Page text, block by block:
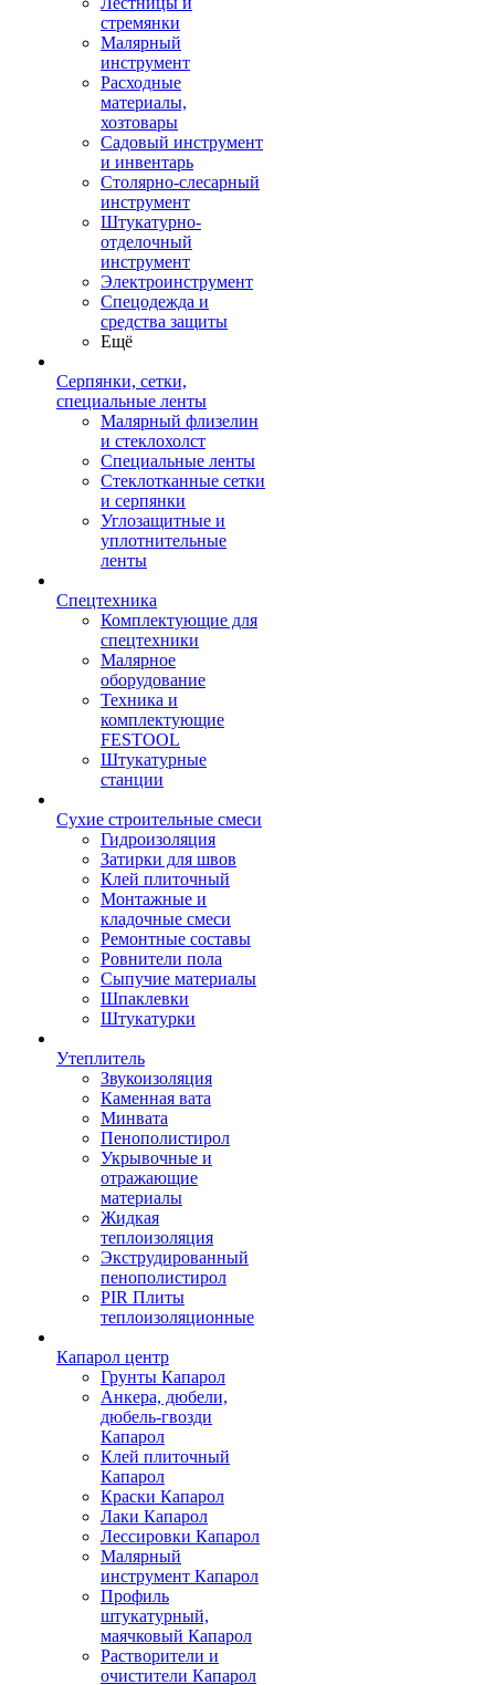
стремянки
Малярный
инструмент
Расходные
материалы,
хозтовары
Садовый инструмент
и инвентарь
Столярно-слесарный
инструмент
Штукатурно-
отделочный
инструмент
Электроинструмент
Спецодежда и
средства защиты
Ещё
Серпянки, сетки,
специальные ленты
Малярный флизелин
и стеклохолст
Специальные ленты
Стеклотканные сетки
и серпянки
Углозащитные и
уплотнительные
ленты
Спецтехника
Комплектующие для
спецтехники
Малярное
оборудование
Техника и
комплектующие
FESTOOL
Штукатурные
станции
Сухие строительные смеси
Гидроизоляция
Затирки для швов
Клей плиточный
Монтажные и
кладочные смеси
Ремонтные составы
Ровнители пола
Сыпучие материалы
Шпаклевки
Штукатурки
Утеплитель
Звукоизоляция
Каменная вата
Минвата
Пенополистирол
Укрывочные и
отражающие
материалы
Жидкая
теплоизоляция
Экструдированный
пенополистирол
PIR Плиты
теплоизоляционные
Капарол центр
Грунты Капарол
Анкера, дюбели,
дюбель-гвозди
Капарол
Клей плиточный
Капарол
Краски Капарол
Лаки Капарол
Лессировки Капарол
Малярный
инструмент Капарол
Профиль
штукатурный,
маячковый Капарол
Растворители и
очистители Капарол